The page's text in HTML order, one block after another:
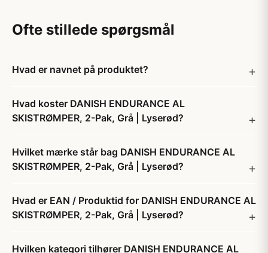
Ofte stillede spørgsmål
Hvad er navnet på produktet?
Hvad koster DANISH ENDURANCE AL
SKISTRØMPER, 2-Pak, Grå | Lyserød?
Hvilket mærke står bag DANISH ENDURANCE AL
SKISTRØMPER, 2-Pak, Grå | Lyserød?
Hvad er EAN / Produktid for DANISH ENDURANCE AL
SKISTRØMPER, 2-Pak, Grå | Lyserød?
Hvilken kategori tilhører DANISH ENDURANCE AL